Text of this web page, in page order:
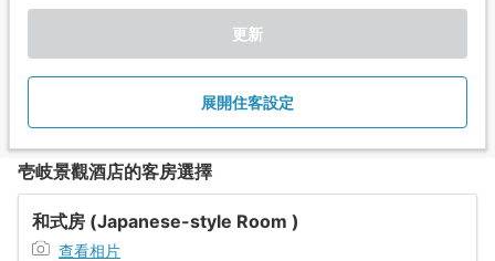
更新
展開住客設定
壱岐景觀酒店的客房選擇
和式房 (Japanese-style Room )
查看相片